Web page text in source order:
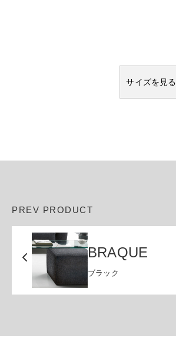
サイズを見る
PREV PRODUCT
BRAQUE
ブラック